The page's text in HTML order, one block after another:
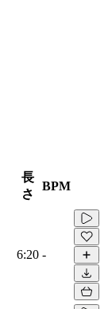
長
さ
BPM
6:20 -